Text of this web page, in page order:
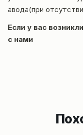
авода(при
Если у вас
с нами